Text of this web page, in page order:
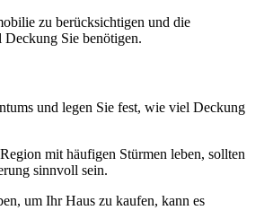
zu berücksichtigen und die
Deckung Sie benötigen.
und legen Sie fest, wie viel Deckung
mit häufigen Stürmen leben, sollten
sinnvoll sein.
um Ihr Haus zu kaufen, kann es